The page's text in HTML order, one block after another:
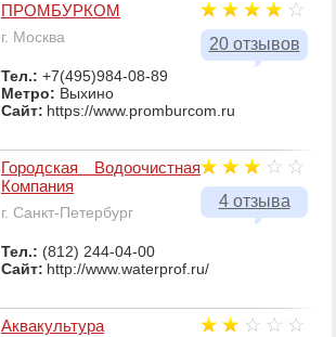
20 отзывов
ПРОМБУРКОМ
г. Москва
Тел.: +7(495)984-08-89
Метро: Выхино
Сайт: https://www.promburcom.ru
4 отзыва
Городская Водоочистная
Компания
г. Санкт-Петербург
Тел.: (812) 244-04-00
Сайт: http://www.waterprof.ru/
Аквакультура